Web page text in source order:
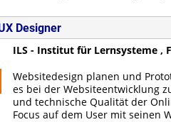
Designer
ILS - Institut für Lernsysteme ,
Web­site­de­sign pla­nen und
es bei der Web­siteent­wick­lung
und tech­ni­sche Qua­li­tät der
Fo­cus auf dem User mit sei­nen